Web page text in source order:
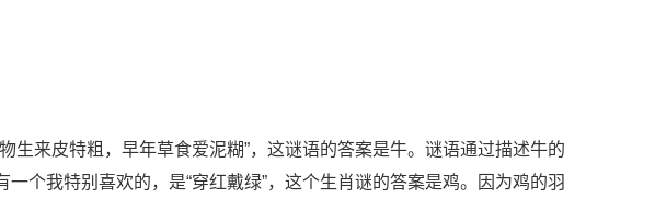
生来皮特粗，早年草食爱泥糊”，这谜语的答案是牛。谜语通过描述牛的
个我特别喜欢的，是“穿红戴绿”，这个生肖谜的答案是鸡。因为鸡的羽